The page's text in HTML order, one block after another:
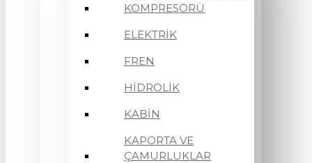
KOMPRESÖRÜ
ELEKTRİK
FREN
HİDROLİK
KABİN
KAPORTA VE
ÇAMURLUKLAR